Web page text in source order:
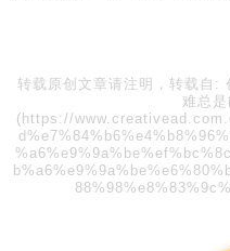
转载原创文章请注明，转载自:
难总是
(https://